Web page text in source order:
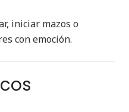
iniciar mazos o
con emoción.